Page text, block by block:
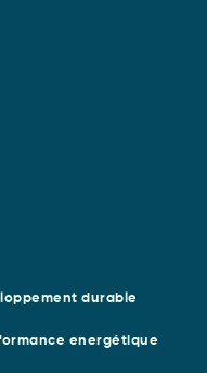
durable
energétique